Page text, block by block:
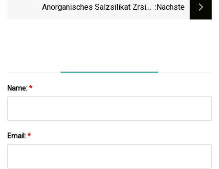
Anorganisches Salzsilikat Zrsio4 :nächste
Name:*
Email:*